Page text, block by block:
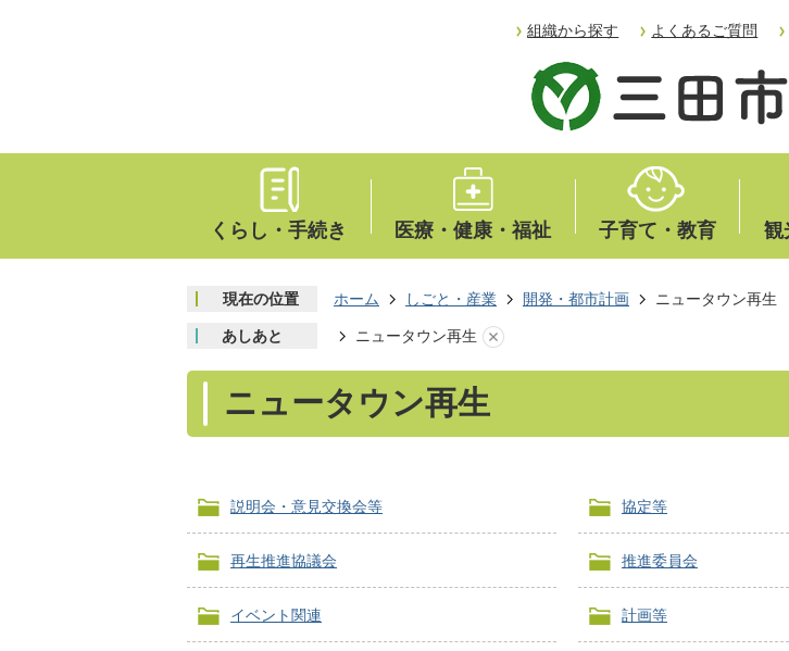
組織から探す よくあるご質問
くらし・手続き 医療・健康・福祉 子育て・教育 観
現在の位置 ホーム しごと・産業 開発・都市計画 ニュータウン再生
あしあと ニュータウン再生
ニュータウン再生
説明会・意見交換会等 協定等
再生推進協議会 推進委員会
イベント関連 計画等